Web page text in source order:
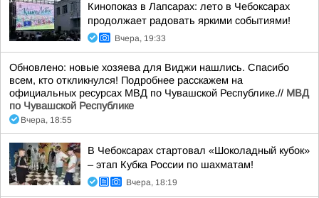
Кинопоказ в Лапсарах: лето в Чебоксарах
продолжает радовать яркими событиями!
Вчера, 19:33
Обновлено: новые хозяева для Виджи нашлись. Спасибо
всем, кто откликнулся! Подробнее расскажем на
официальных ресурсах МВД по Чувашской Республике.// МВД
по Чувашской Республике
Вчера, 18:55
В Чебоксарах стартовал «Шоколадный кубок»
– этап Кубка России по шахматам!
Вчера, 18:19